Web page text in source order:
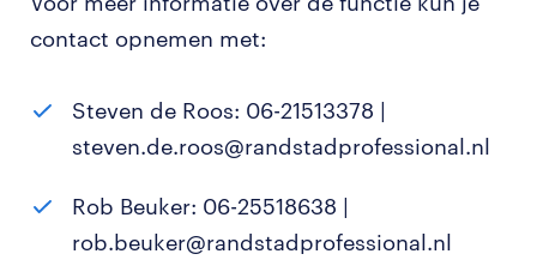
contact opnemen met:
Steven de Roos: 06-21513378 |
steven.de.roos@randstadprofessional.nl
Rob Beuker: 06-25518638 |
rob.beuker@randstadprofessional.nl